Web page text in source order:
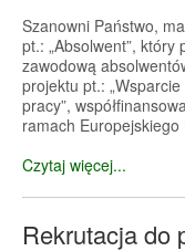
Szanowni Państwo,
pt.: „Absolwent”, który
zawodową
projektu pt.:
pracy”,
ramach Europejskiego
Czytaj więcej...
Rekrutacja do